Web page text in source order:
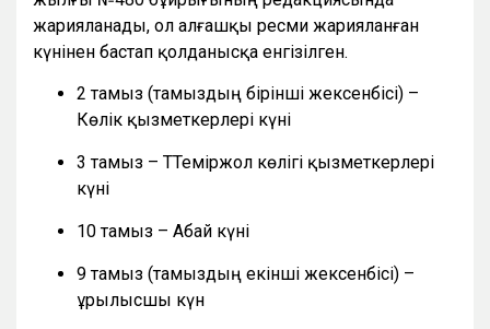
жарияланады, ол алғашқы ресми жарияланған
күнінен бастап қолданысқа енгізілген.
2 тамыз (тамыздың бірінші жексенбісі) –
Көлік қызметкерлері күні
3 тамыз – ТТеміржол көлігі қызметкерлері
күні
10 тамыз – Абай күні
9 тамыз (тамыздың екінші жексенбісі) –
Құрылысшы күн